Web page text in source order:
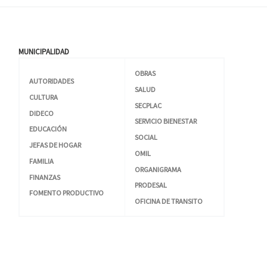
MUNICIPALIDAD
AUTORIDADES
CULTURA
DIDECO
EDUCACIÓN
JEFAS DE HOGAR
FAMILIA
FINANZAS
FOMENTO PRODUCTIVO
OBRAS
SALUD
SECPLAC
SERVICIO BIENESTAR
SOCIAL
OMIL
ORGANIGRAMA
PRODESAL
OFICINA DE TRANSITO